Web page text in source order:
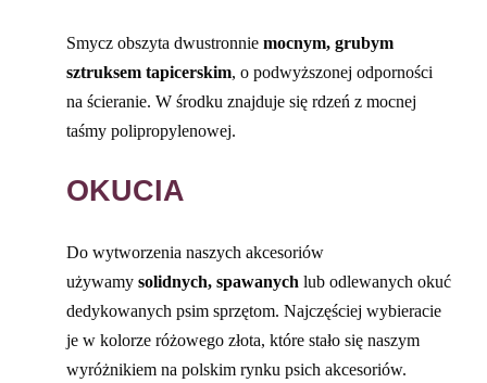
Smycz obszyta dwustronniemocnym, grubym
sztruksem tapicerskim, o podwyższonej odporności
na ścieranie. W środku znajduje się rdzeń z mocnej
taśmy polipropylenowej.
OKUCIA
Do wytworzenia naszych akcesoriów
używamy solidnych, spawanych lub odlewanych okuć
dedykowanych psim sprzętom. Najczęściej wybieracie
je w kolorze różowego złota, które stało się naszym
wyróżnikiem na polskim rynku psich akcesoriów.